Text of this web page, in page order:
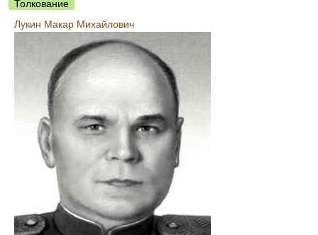
Толкование
Лукин Макар Михайлович